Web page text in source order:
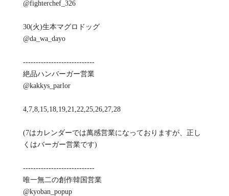
@fighterchef_326
30(火)生本マグロドッグ
@da_wa_dayo
----------------------------
絶品ハンバーガー営業
@kakkys_parlor
4,7,8,15,18,19,21,22,25,26,27,28
(7はカレンダーでは萬感営業になっておりますが、正し
くはバーガー営業です)
----------------------------
唯一無二の創作韓国営業
@kyoban_popup